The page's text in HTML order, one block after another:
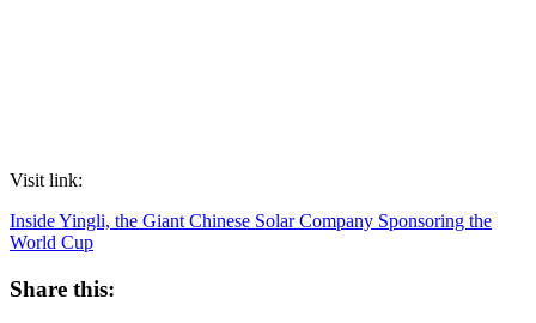
Visit link:
Inside Yingli, the Giant Chinese Solar Company Sponsoring the
World Cup
Share this: